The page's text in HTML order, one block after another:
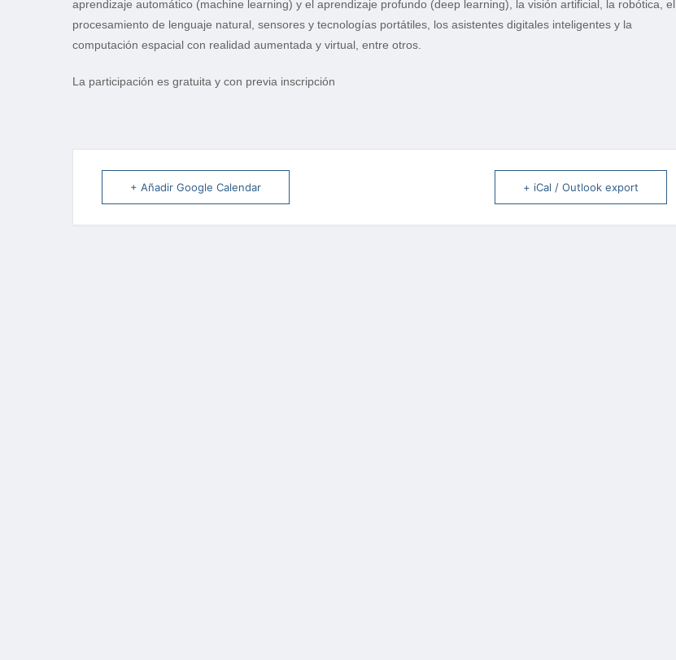
aprendizaje automático (machine learning) y el aprendizaje profundo (deep learning), la visión artificial, la robótica, el
procesamiento de lenguaje natural, sensores y tecnologías portátiles, los asistentes digitales inteligentes y la
computación espacial con realidad aumentada y virtual, entre otros.
La participación es gratuita y con previa inscripción
+ Añadir Google Calendar + iCal / Outlook export